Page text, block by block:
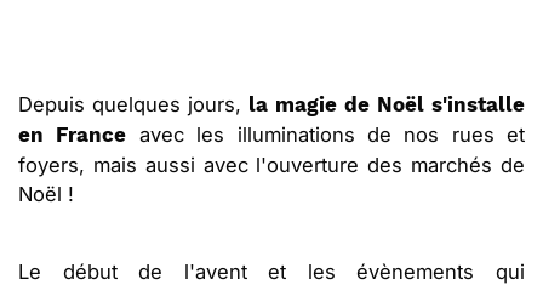
Depuis quelques jours, la magie de Noël s'installe
en France avec les illuminations de nos rues et
foyers, mais aussi avec l'ouverture des marchés de
Noël !
Le début de l'avent et les évènements qui